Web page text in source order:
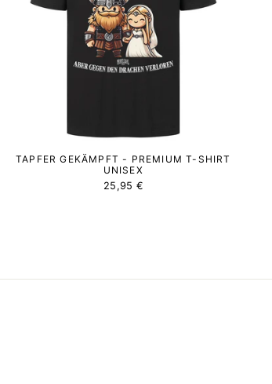
TAPFER GEKÄMPFT - PREMIUM T-SHIRT
UNISEX
25,95 €